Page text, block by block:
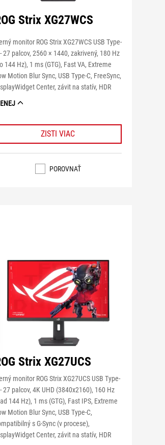
Strix XG27WCS
monitor ROG Strix XG27WCS USB Type-
27 palcov, 2560 × 1440, zakrivený, 180 Hz
144 Hz), 1 ms (GTG), Fast VA, Extreme
Motion Blur Sync, USB Type-C, FreeSync,
Center, závit na statív, HDR
ZISTI VIAC
POROVNAŤ
Strix XG27UCS
monitor ROG Strix XG27UCS USB Type-
27 palcov, 4K UHD (3840x2160), 160 Hz
144 Hz), 1 ms (GTG), Fast IPS, Extreme
Motion Blur Sync, USB Type-C,
s G-Sync (v procese),
Center, závit na statív, HDR